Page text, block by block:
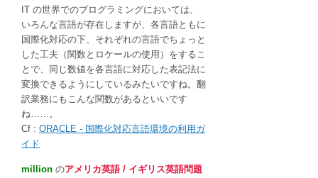
IT の世界でのプログラミングにおいては、
いろんな言語が存在しますが、各言語ともに
国際化対応の下、それぞれの言語でちょっと
した工夫（関数とロケールの使用）をするこ
とで、同じ数値を各言語に対応した表記法に
変換できるようにしているみたいですね。翻
訳業務にもこんな関数があるといいです
ね……。
Cf : ORACLE - 国際化対応言語環境の利用ガ
イド
million のアメリカ英語 / イギリス英語問題